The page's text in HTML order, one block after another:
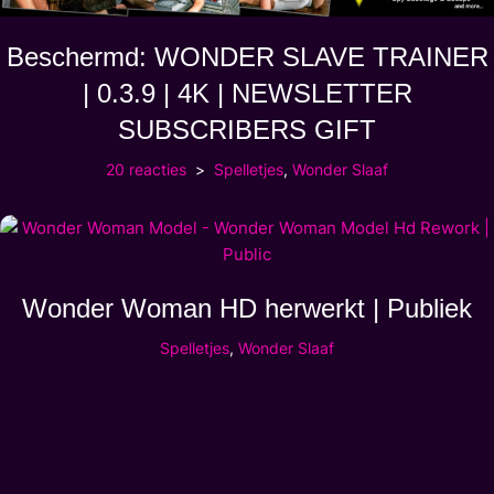
Beschermd: WONDER SLAVE TRAINER
| 0.3.9 | 4K | NEWSLETTER
SUBSCRIBERS GIFT
20 reacties Spelletjes, Wonder Slaaf
Wonder Woman HD herwerkt | Publiek
Spelletjes, Wonder Slaaf